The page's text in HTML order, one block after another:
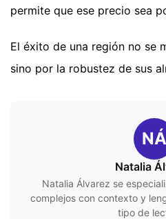
permite que ese precio sea
El éxito de una región no se
sino por la robustez de sus
NÁ
Natalia
Natalia Álvarez se
complejos con contexto y
tipo de